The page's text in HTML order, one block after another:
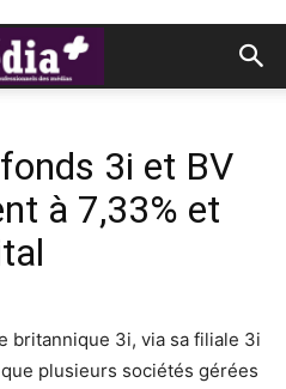
3i et BV
à 7,33% et
britannique 3i, via sa filiale 3i
plusieurs sociétés gérées